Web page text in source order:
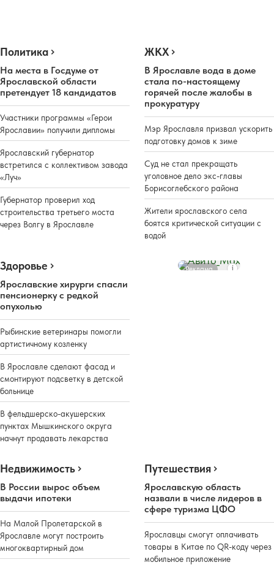
Политика
На места в Госдуме от
Ярославской области
претендует 18 кандидатов
Участники программы «Герои
Ярославии» получили дипломы
Ярославский губернатор
встретился с коллективом завода
«Луч»
Губернатор проверил ход
строительства третьего моста
через Волгу в Ярославле
ЖКХ
В Ярославле вода в доме
стала по-настоящему
горячей после жалобы в
прокуратуру
Мэр Ярославля призвал ускорить
подготовку домов к зиме
Суд не стал прекращать
уголовное дело экс-главы
Борисоглебского района
Жители ярославского села
боятся критической ситуации с
водой
Здоровье
Ярославские хирурги спасли
пенсионерку с редкой
опухолью
Рыбинские ветеринары помогли
артистичному козленку
В Ярославле сделают фасад и
смонтируют подсветку в детской
больнице
В фельдшерско-акушерских
пунктах Мышкинского округа
начнут продавать лекарства
Реклама
Недвижимость
В России вырос объем
выдачи ипотеки
На Малой Пролетарской в
Ярославле могут построить
многоквартирный дом
Путешествия
Ярославскую область
назвали в числе лидеров в
сфере туризма ЦФО
Ярославцы смогут оплачивать
товары в Китае по QR-коду через
мобильное приложение